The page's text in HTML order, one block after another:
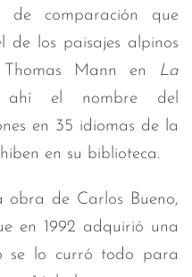
de comparación que
de los paisajes alpinos
Mann en
La
el nombre del
en 35 idiomas de la
en su biblioteca.
de Carlos Bueno,
en 1992 adquirió una
se lo curró todo para